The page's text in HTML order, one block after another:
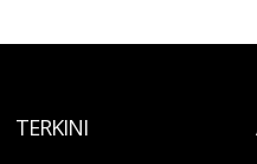
TERKINI